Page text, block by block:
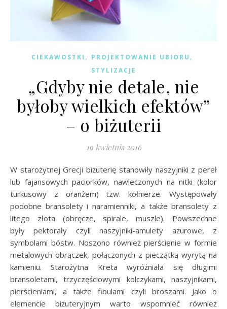
CIEKAWOSTKI , PROJEKTOWANIE UBIORU ,
STYLIZACJE
„Gdyby nie detale, nie
byłoby wielkich efektów”
– o biżuterii
19 kwietnia 2016
W starożytnej Grecji biżuterię stanowiły naszyjniki z pereł
lub fajansowych paciorków, nawleczonych na nitki (kolor
turkusowy z oranżem) tzw. kołnierze. Występowały
podobne bransolety i naramienniki, a także bransolety z
litego złota (obręcze, spirale, muszle). Powszechne
były pektorały czyli naszyjniki-amulety ażurowe, z
symbolami bóstw. Noszono również pierścienie w formie
metalowych obrączek, połączonych z pieczątką wyrytą na
kamieniu. Starożytna Kreta wyróżniała się długimi
bransoletami, trzyczęściowymi kolczykami, naszyjnikami,
pierścieniami, a także fibulami czyli broszami. Jako o
elemencie biżuteryjnym warto wspomnieć również